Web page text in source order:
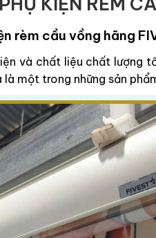
rèm cầu vồng hãng
và chất liệu chất lượng
là một trong những sản